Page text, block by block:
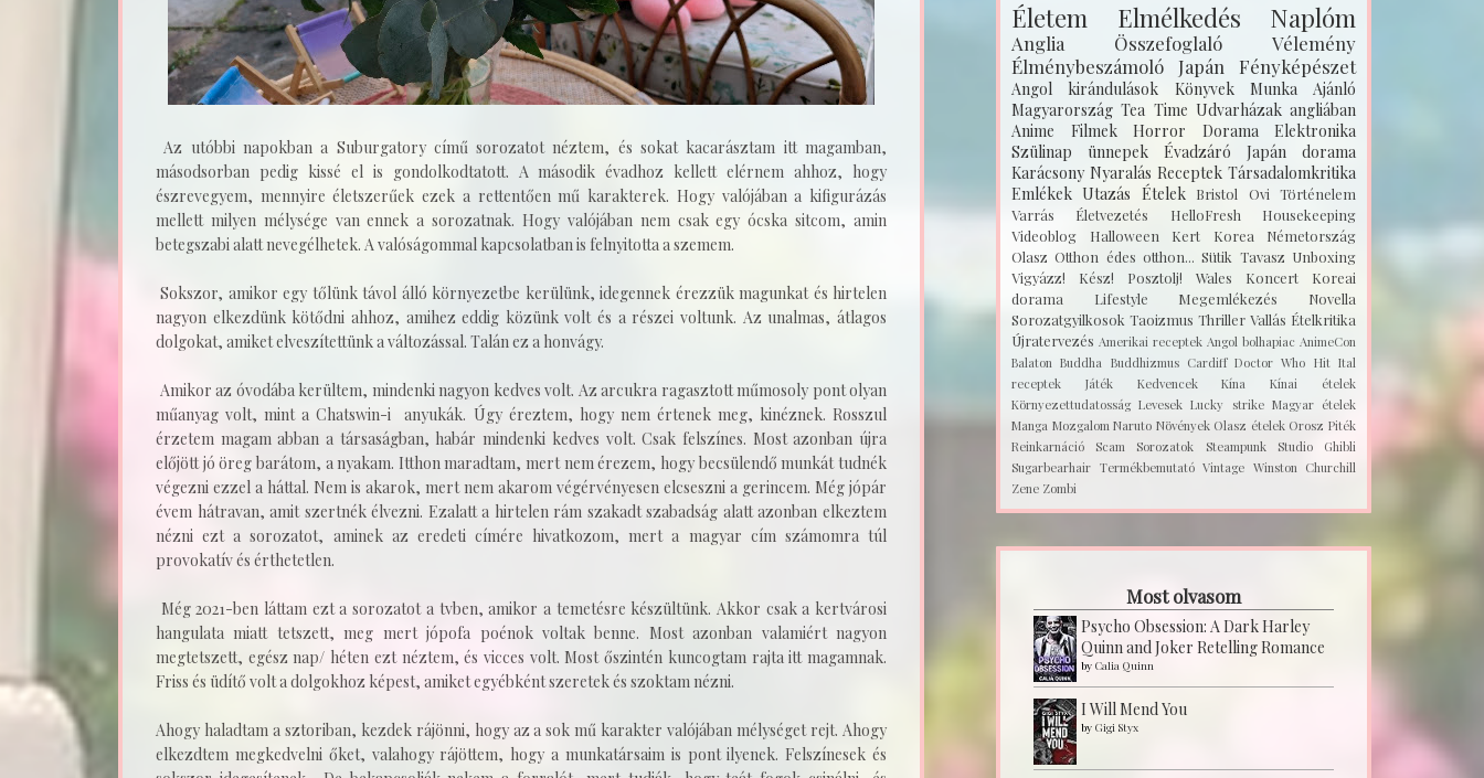
Az utóbbi napokban a Suburgatory című sorozatot néztem, és sokat kacarásztam itt magamban,
másodsorban pedig kissé el is gondolkodtatott. A második évadhoz kellett elérnem ahhoz, hogy
észrevegyem, mennyire életszerűek ezek a rettentően mű karakterek. Hogy valójában a kifigurázás
mellett milyen mélysége van ennek a sorozatnak. Hogy valójában nem csak egy ócska sitcom, amin
betegszabi alatt nevegélhetek. A valóságommal kapcsolatban is felnyitotta a szemem.
Sokszor, amikor egy tőlünk távol álló környezetbe kerülünk, idegennek érezzük magunkat és hirtelen
nagyon elkezdünk kötődni ahhoz, amihez eddig közünk volt és a részei voltunk. Az unalmas, átlagos
dolgokat, amiket elveszítettünk a változással. Talán ez a honvágy.
Amikor az óvodába kerültem, mindenki nagyon kedves volt. Az arcukra ragasztott műmosoly pont olyan
műanyag volt, mint a Chatswin-i anyukák. Úgy éreztem, hogy nem értenek meg, kinéznek. Rosszul
érzetem magam abban a társaságban, habár mindenki kedves volt. Csak felszínes. Most azonban újra
előjött jó öreg barátom, a nyakam. Itthon maradtam, mert nem érezem, hogy becsülendő munkát tudnék
végezni ezzel a háttal. Nem is akarok, mert nem akarom végérvényesen elcseszni a gerincem. Még jópár
évem hátravan, amit szertnék élvezni. Ezalatt a hirtelen rám szakadt szabadság alatt azonban elkeztem
nézni ezt a sorozatot, aminek az eredeti címére hivatkozom, mert a magyar cím számomra túl
provokatív és érthetetlen.
Még 2021-ben láttam ezt a sorozatot a tvben, amikor a temetésre készültünk. Akkor csak a kertvárosi
hangulata miatt tetszett, meg mert jópofa poénok voltak benne. Most azonban valamiért nagyon
megtetszett, egész nap/ héten ezt néztem, és vicces volt. Most őszintén kuncogtam rajta itt magamnak.
Friss és üdítő volt a dolgokhoz képest, amiket egyébként szeretek és szoktam nézni.
Ahogy haladtam a sztoriban, kezdek rájönni, hogy az a sok mű karakter valójában mélységet rejt. Ahogy
elkezdtem megkedvelni őket, valahogy rájöttem, hogy a munkatársaim is pont ilyenek. Felszínesek és
Életem Elmélkedés Naplóm
Anglia Összefoglaló
Vélemény
Élménybeszámoló Japán Fényképészet
Angol kirándulások Könyvek Munka
Ajánló
Magyarország Tea Time Udvarházak angliában
Anime
Filmek Horror Dorama
Elektronika
Szülinap
ünnepek Évadzáró
Japán dorama
Karácsony Nyaralás Receptek Társadalomkritika
Emlékek Utazás Ételek Bristol Ovi Történelem
Varrás
Életvezetés HelloFresh
Housekeeping
Videoblog
Halloween Kert Korea
Németország
Olasz Otthon édes otthon... Sütik Tavasz Unboxing
Vigyázz! Kész! Posztolj!
Wales Koncert
Koreai
dorama
Lifestyle Megemlékezés
Novella
Sorozatgyilkosok Taoizmus Thriller Vallás Ételkritika
Újratervezés Amerikai receptek Angol bolhapiac AnimeCon
Balaton Buddha Buddhizmus Cardiff Doctor Who Hit Ital
receptek
Játék Kedvencek Kína
Kínai ételek
Környezettudatosság Levesek Lucky strike Magyar ételek
Manga Mozgalom Naruto Növények Olasz ételek Orosz Piték
Reinkarnáció
Scam Sorozatok Steampunk
Studio Ghibli
Sugarbearhair Termékbemutató Vintage Winston Churchill
Zene Zombi
Most olvasom
Psycho Obsession: A Dark Harley
Quinn and Joker Retelling Romance
by Calia Quinn
I Will Mend You
by Gigi Styx